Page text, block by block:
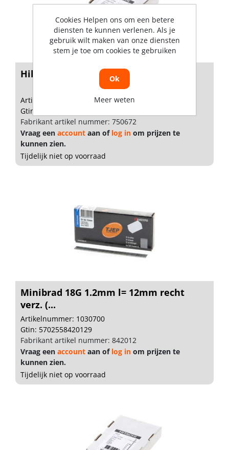
Hikoki Mini-brads 1,2 x 20 (5000)
Artikelnummer: 1713052
Gtin: 8717574050110
Fabrikant artikel nummer: 750672
Vraag een account aan of log in om prijzen te
kunnen zien.
Tijdelijk niet op voorraad
Minibrad 18G 1.2mm l= 12mm recht
verz. (...
Artikelnummer: 1030700
Gtin: 5702558420129
Fabrikant artikel nummer: 842012
Vraag een account aan of log in om prijzen te
kunnen zien.
Tijdelijk niet op voorraad
Cookies Helpen ons om een betere
diensten te kunnen verlenen. Als je
gebruik wilt maken van onze diensten
stem je toe om cookies te gebruiken
Ok
Meer weten